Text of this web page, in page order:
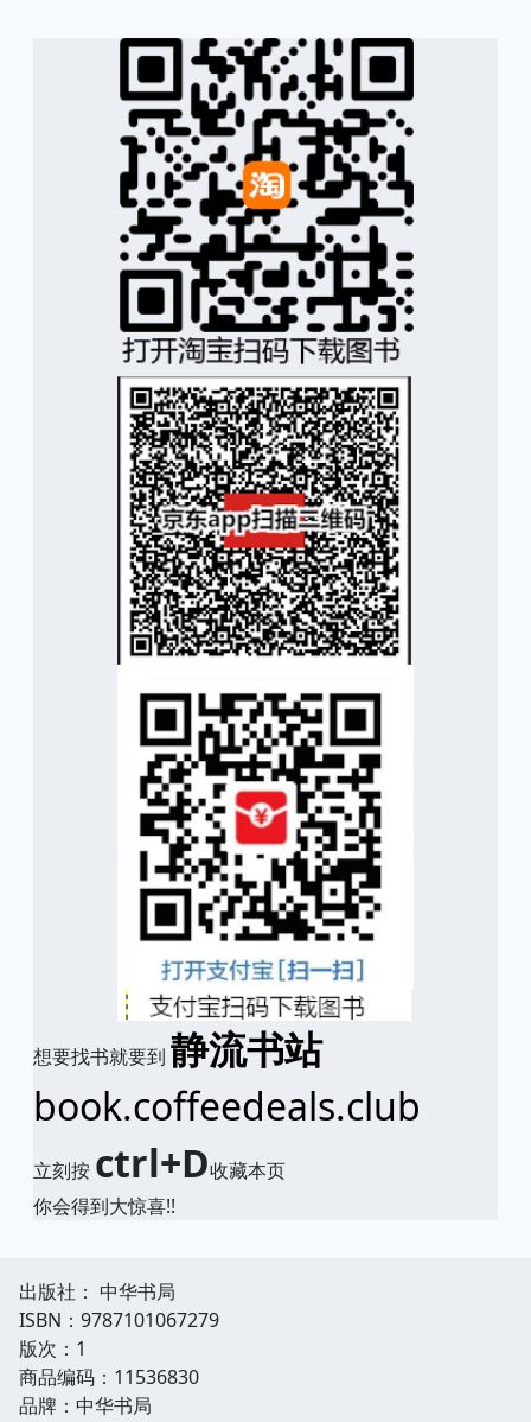
想要找书就要到 静流书站
book.coffeedeals.club
立刻按 ctrl+D收藏本页
你会得到大惊喜!!
出版社： 中华书局
ISBN：9787101067279
版次：1
商品编码：11536830
品牌：中华书局